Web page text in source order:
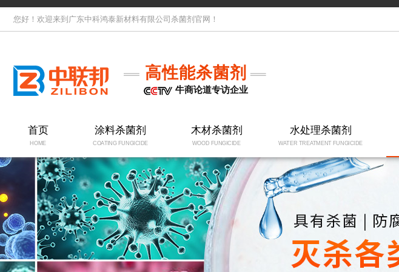
您好！欢迎来到广东中科鸿泰新材料有限公司杀菌剂官网！
高性能杀菌剂
牛商论道专访企业
首页
HOME
涂料杀菌剂
COATING FUNGICIDE
木材杀菌剂
WOOD FUNGICIDE
水处理杀菌剂
WATER TREATMENT FUNGICIDE